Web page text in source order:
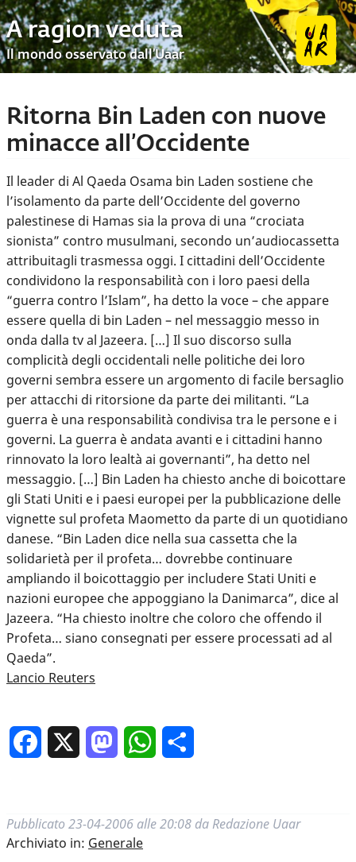
A ragion veduta
Il mondo osservato dall’Uaar
Ritorna Bin Laden con nuove
minacce all’Occidente
Il leader di Al Qaeda Osama bin Laden sostiene che
l’isolamento da parte dell’Occidente del governo
palestinese di Hamas sia la prova di una “crociata
sionista” contro musulmani, secondo un’audiocassetta
attribuitagli trasmessa oggi. I cittadini dell’Occidente
condividono la responsabilità con i loro paesi della
“guerra contro l’Islam”, ha detto la voce – che appare
essere quella di bin Laden – nel messaggio messo in
onda dalla tv al Jazeera. […] Il suo discorso sulla
complicità degli occidentali nelle politiche dei loro
governi sembra essere un argomento di facile bersaglio
per attacchi di ritorsione da parte dei militanti. “La
guerra è una responsabilità condivisa tra le persone e i
governi. La guerra è andata avanti e i cittadini hanno
rinnovato la loro lealtà ai governanti”, ha detto nel
messaggio. […] Bin Laden ha chiesto anche di boicottare
gli Stati Uniti e i paesi europei per la pubblicazione delle
vignette sul profeta Maometto da parte di un quotidiano
danese. “Bin Laden dice nella sua cassetta che la
solidarietà per il profeta… dovrebbe continuare
ampliando il boicottaggio per includere Stati Uniti e
nazioni europee che appoggiano la Danimarca”, dice al
Jazeera. “Ha chiesto inoltre che coloro che offendo il
Profeta… siano consegnati per essere processati ad al
Qaeda”.
Lancio Reuters
Facebook MastodonWhatsApp
Pubblicato 23-04-2006 alle 20:08 da Redazione Uaar
Archiviato in: Generale